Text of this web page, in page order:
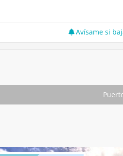
Avísame si